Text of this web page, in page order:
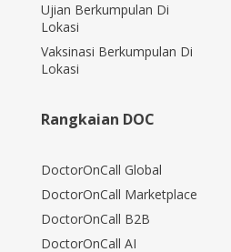
Ujian Berkumpulan Di
Lokasi
Vaksinasi Berkumpulan Di
Lokasi
Rangkaian DOC
DoctorOnCall Global
DoctorOnCall Marketplace
DoctorOnCall B2B
DoctorOnCall AI